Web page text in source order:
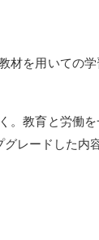
材を用いての
教育と労働
レードした内